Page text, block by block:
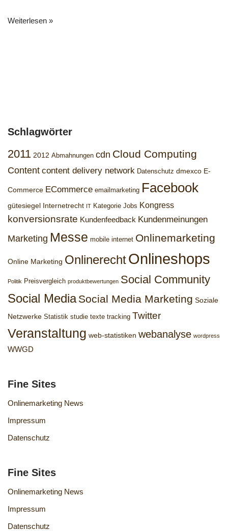
Weiterlesen »
Schlagwörter
2011 2012 Abmahnungen cdn Cloud Computing
Content content delivery network Datenschutz dmexco E-
Commerce ECommerce emailmarketing Facebook
gütesiegel Internetrecht IT Kategorie Jobs Kongress
konversionsrate Kundenfeedback Kundenmeinungen
Marketing Messe mobile internet Onlinemarketing
Online Marketing OnlinerechtOnlineshops
Politik Preisvergleich produktbewertungen Social Community
Social Media Social Media Marketing Soziale
Netzwerke Statistik studie texte tracking Twitter
Veranstaltung web-statistiken webanalyse wordpress
WWGD
Fine Sites
Onlinemarketing News
Impressum
Datenschutz
Fine Sites
Onlinemarketing News
Impressum
Datenschutz